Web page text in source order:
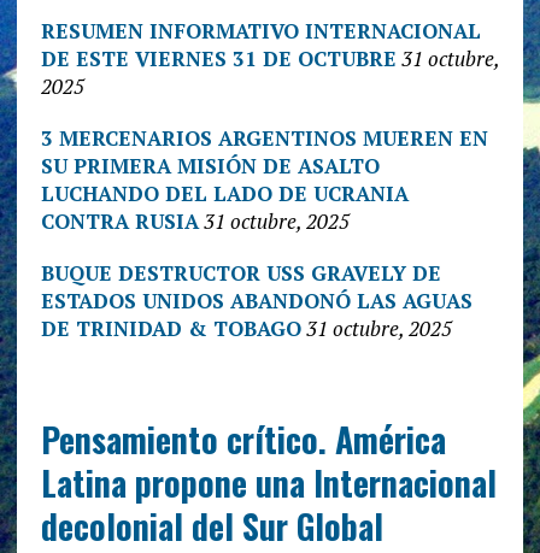
RESUMEN INFORMATIVO INTERNACIONAL
DE ESTE VIERNES 31 DE OCTUBRE 31 octubre,
2025
3 MERCENARIOS ARGENTINOS MUEREN EN
SU PRIMERA MISIÓN DE ASALTO
LUCHANDO DEL LADO DE UCRANIA
CONTRA RUSIA31 octubre, 2025
BUQUE DESTRUCTOR USS GRAVELY DE
ESTADOS UNIDOS ABANDONÓ LAS AGUAS
DE TRINIDAD & TOBAGO31 octubre, 2025
Pensamiento crítico. América
Latina propone una Internacional
decolonial del Sur Global